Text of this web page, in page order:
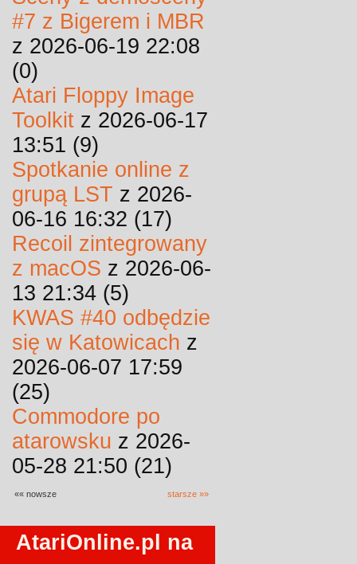
#7 z Bigerem i MBR
z 2026-06-19 22:08
(0)
Atari Floppy Image
Toolkit z 2026-06-17
13:51 (9)
Spotkanie online z
grupą LST z 2026-
06-16 16:32 (17)
Recoil zintegrowany
z macOS z 2026-06-
13 21:34 (5)
KWAS #40 odbędzie
się w Katowicach z
2026-06-07 17:59
(25)
Commodore po
atarowsku z 2026-
05-28 21:50 (21)
«« nowsze starsze »»
AtariOnline.pl na